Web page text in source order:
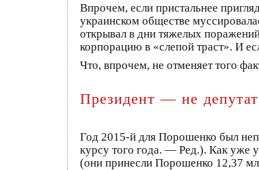
Впрочем, если пристальнее
украинском обществе
открывал в дни тяжелых
корпорацию в «слепой траст». И
Что, впрочем, не отменяет того
Президент — не депутат
Год 2015-й для Порошенко был
курсу того года. — Ред.). Как уже
(они принесли Порошенко 12,37